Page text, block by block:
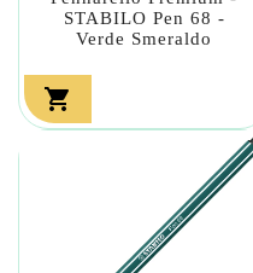
STABILO Pen 68 -
Verde Smeraldo
